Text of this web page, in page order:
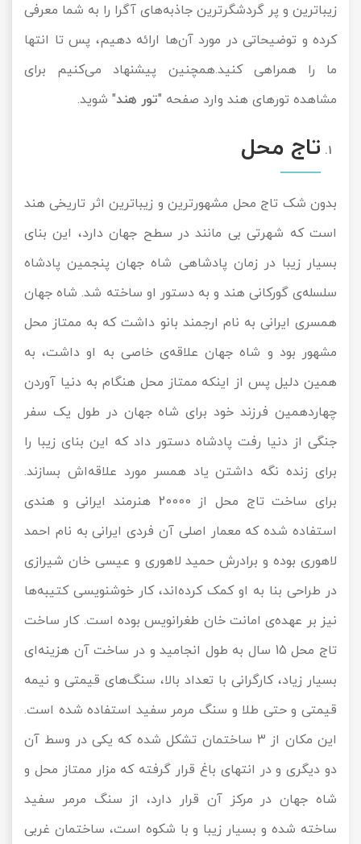
زیباترین و پر گردشگرترین جاذبه‌های آگرا را به شما معرفی
کرده و توضیحاتی در مورد آن‌ها ارائه دهیم، پس تا انتها
ما را همراهی کنید.همچنین پیشنهاد می‌کنیم برای
مشاهده تورهای هند وارد صفحه "تور هند" شوید.
تاج محل
بدون شک تاج محل مشهورترین و زیباترین اثر تاریخی هند
است که شهرتی بی مانند در سطح جهان دارد، این بنای
بسیار زیبا در زمان پادشاهی شاه جهان پنجمین پادشاه
سلسله‌ی گورکانی هند و به دستور او ساخته شد. شاه جهان
همسری ایرانی به نام ارجمند بانو داشت که به ممتاز محل
مشهور بود و شاه جهان علاقه‌ی خاصی به او داشت، به
همین دلیل پس از اینکه ممتاز محل هنگام به دنیا آوردن
چهاردهمین فرزند خود برای شاه جهان در طول یک سفر
جنگی از دنیا رفت پادشاه دستور داد که این بنای زیبا را
برای زنده نگه داشتن یاد همسر مورد علاقه‌اش بسازند.
برای ساخت تاج محل از 20000 هنرمند ایرانی و هندی
استفاده شده که معمار اصلی آن فردی ایرانی به نام احمد
لاهوری بوده و برادرش حمید لاهوری و عیسی خان شیرازی
در طراحی بنا به او کمک کرده‌اند، کار خوشنویسی کتیبه‌ها
نیز بر عهده‌ی امانت خان طغرانویس بوده است. کار ساخت
تاج محل 15 سال به طول انجامید و در ساخت آن هزینه‌ای
بسیار زیاد، کارگرانی با تعداد بالا،‌ سنگ‌‌های قیمتی و نیمه
قیمتی و حتی طلا و سنگ مرمر سفید استفاده شده است.
این مکان از 3 ساختمان تشکل شده که یکی در وسط آن
دو دیگری و در انتهای باغ قرار گرفته که مزار ممتاز محل و
شاه جهان در مرکز آن قرار دارد، از سنگ مرمر سفید
ساخته شده و بسیار زیبا و با شکوه است، ساختمان غربی
تور مرداب هسل
تور اصفهان
تور ترکمن صحرا